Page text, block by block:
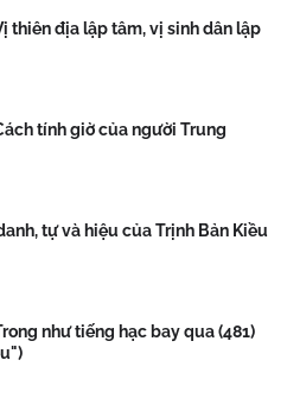
thiên địa lập tâm, vị sinh dân lập
tính giờ của người Trung
tự và hiệu của Trịnh Bản Kiều
như tiếng hạc bay qua (481)